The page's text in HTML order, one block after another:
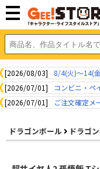
[2026/08/03]
8/4(火)～14(
[2026/07/01]
コンビニ・ペ
[2026/07/01]
ご注文確定メ
ドラゴンボール ドラゴ